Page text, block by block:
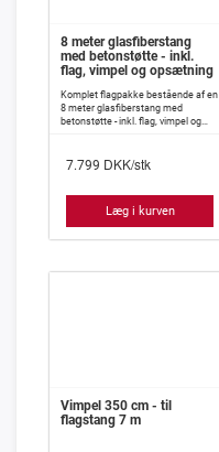
8 meter glasfiberstang
med betonstøtte - inkl.
flag, vimpel og opsætning
Komplet flagpakke bestående af en
8 meter glasfiberstang med
betonstøtte - inkl. flag, vimpel og
7.799 DKK/stk
Læg i kurven
Vimpel 350 cm - til
flagstang 7 m